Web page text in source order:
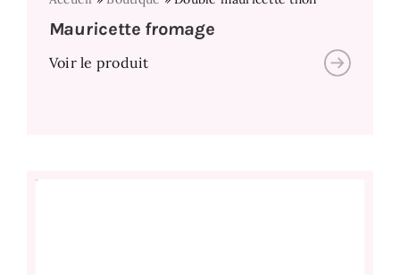
Mauricette fromage
Voir le produit